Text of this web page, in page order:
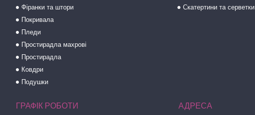
Фіранки та штори
Покривала
Пледи
Простирадла махрові
Простирадла
Ковдри
Подушки
Скатертини та серветки
ГРАФІК РОБОТИ